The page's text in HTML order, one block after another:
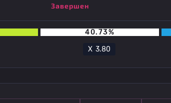
Завершен
40.73%
Х3.80